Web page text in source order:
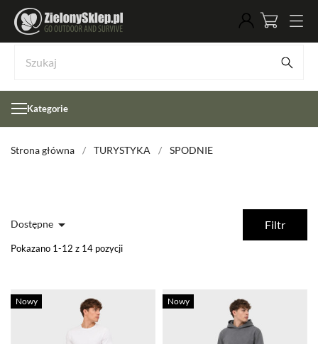
Kategorie
Strona główna TURYSTYKA SPODNIE
Dostępne  Filtr
Pokazano 1-12 z 14 pozycji
Nowy Nowy